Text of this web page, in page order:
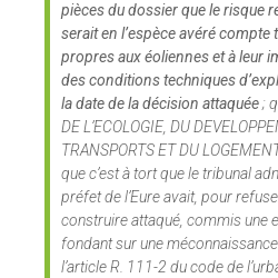
pièces du dossier que le risque
serait en l’espèce avéré
propres aux éoliennes et à leur
des conditions techniques
la date de la décision attaquée;
DE L’ECOLOGIE, DU
TRANSPORTS ET DU
que c’est à tort que le tribunal
préfet de l’Eure avait, pour
construire attaqué, commis une
fondant sur une
l’article R. 111-2 du code de